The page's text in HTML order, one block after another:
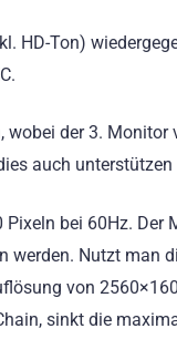
HD-Ton)
wobei der 3. Monitor
auch unterstützen
bei 60Hz. Der
werden. Nutzt man
von
sinkt die